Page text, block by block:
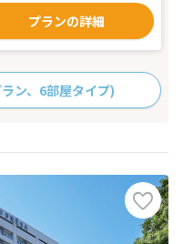
プランの詳細
ン、6部屋タイプ)